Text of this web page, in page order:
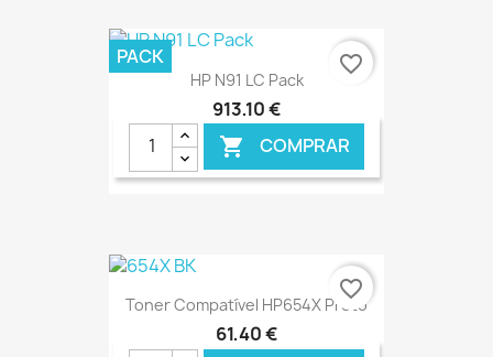
€ ONLINE
HP N91 LC Pack
913,10 €
 COMPRAR
€ ONLINE
PACK favorite_border
Toner Compatível HP654X Preto
61,40 €
favorite_border